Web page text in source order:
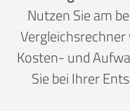
Nutzen Sie am
Kosten- und
Sie bei Ihrer